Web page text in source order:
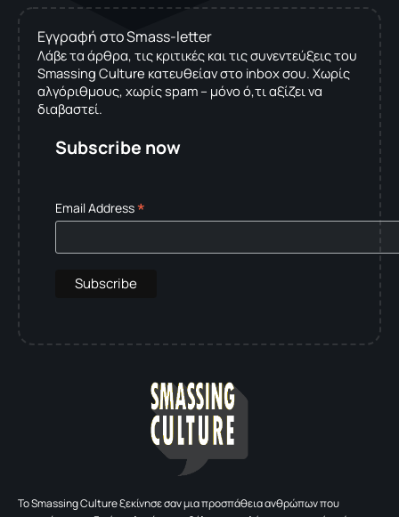
Εγγραφή στο Smass-letter
Λάβε τα άρθρα, τις κριτικές και τις συνεντεύξεις του
Smassing Culture κατευθείαν στο inbox σου. Χωρίς
αλγόριθμους, χωρίς spam – μόνο ό,τι αξίζει να
διαβαστεί.
Subscribe now
Email Address*
To Smassing Culture ξεκίνησε σαν μια προσπάθεια ανθρώπων που